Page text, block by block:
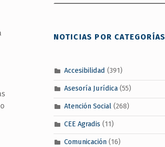
NOTICIAS POR CATEGORÍAS
Accesibilidad (391)
Asesoría Jurídica(55)
Atención Social(268)
CEE Agradis (11)
Comunicación(16)